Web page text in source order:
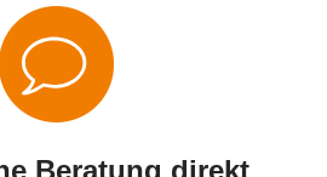
Beratung direkt